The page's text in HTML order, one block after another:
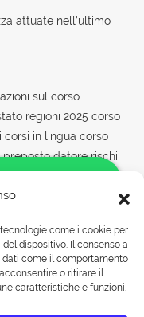
come i cookie per
dispositivo. Il consenso a
come il comportamento
o ritirare il
caratteristiche e funzioni.
attuate nell’ultimo
sul corso
regioni 2025 corso
in lingua corso
datore rischi
spa rls sas coop
associazione
Prevenzione in